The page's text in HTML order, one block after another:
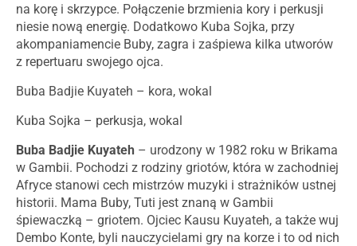
na korę i skrzypce. Połączenie brzmienia kory i perkusji
niesie nową energię. Dodatkowo Kuba Sojka, przy
akompaniamencie Buby, zagra i zaśpiewa kilka utworów
z repertuaru swojego ojca.
Buba Badjie Kuyateh – kora, wokal
Kuba Sojka – perkusja, wokal
Buba Badjie Kuyateh – urodzony w 1982 roku w Brikama
w Gambii. Pochodzi z rodziny griotów, która w zachodniej
Afryce stanowi cech mistrzów muzyki i strażników ustnej
historii. Mama Buby, Tuti jest znaną w Gambii
śpiewaczką – griotem. Ojciec Kausu Kuyateh, a także wuj
Dembo Konte, byli nauczycielami gry na korze i to od nich